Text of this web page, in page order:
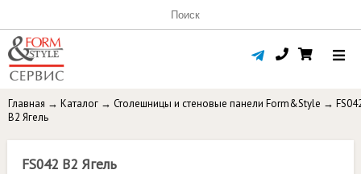
Главная → Каталог → Столешницы и стеновые панели Form&Style →
B2 Ягель
FS042 B2 Ягель